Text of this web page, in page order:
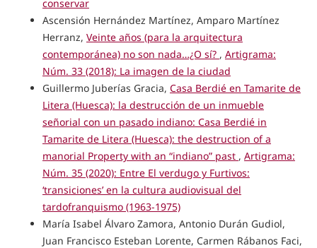
conservar
Ascensión Hernández Martínez, Amparo Martínez
Herranz, Veinte años (para la arquitectura
contemporánea) no son nada…¿O sí? , Artigrama:
Núm. 33 (2018): La imagen de la ciudad
Guillermo Juberías Gracia, Casa Berdié en Tamarite de
Litera (Huesca): la destrucción de un inmueble
señorial con un pasado indiano: Casa Berdié in
Tamarite de Litera (Huesca): the destruction of a
manorial Property with an “indiano” past , Artigrama:
Núm. 35 (2020): Entre El verdugo y Furtivos:
‘transiciones’ en la cultura audiovisual del
tardofranquismo (1963-1975)
María Isabel Álvaro Zamora, Antonio Durán Gudiol,
Juan Francisco Esteban Lorente, Carmen Rábanos Faci,